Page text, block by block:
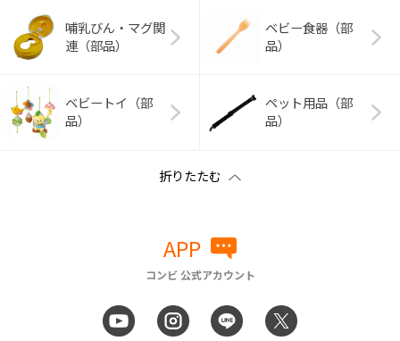
哺乳びん・マグ関
連（部品）
ベビー食器（部
品）
ベビートイ（部
品）
ペット用品（部
品）
APP
コンビ 公式アカウント